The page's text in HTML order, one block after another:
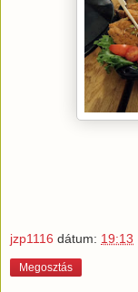
jzp1116 dátum: 19:13
Megosztás